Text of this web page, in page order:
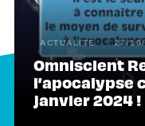
ACTUALITÉ 27/
Omniscient
l’apocalypse
janvier 2024 !